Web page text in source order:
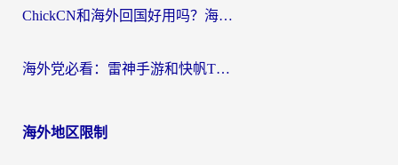
ChickCN和海外回国好用吗？海外党2026亲测：从手游到影音，选对加速器的3个关键
海外党必看：雷神手游和快帆TV版好用吗？3步选对回国加速器不踩坑
海外地区限制